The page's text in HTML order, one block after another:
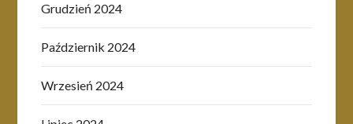
Grudzień 2024
Październik 2024
Wrzesień 2024